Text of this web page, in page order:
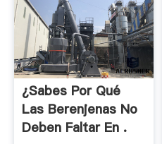
¿Sabes Por Qué
Las Berenjenas No
Deben Faltar En .